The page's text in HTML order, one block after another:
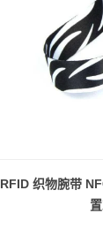
RFID 织物腕带